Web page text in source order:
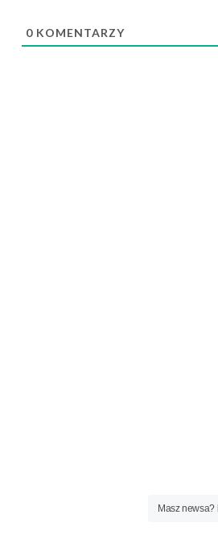
0 KOMENTARZY
Masz newsa?